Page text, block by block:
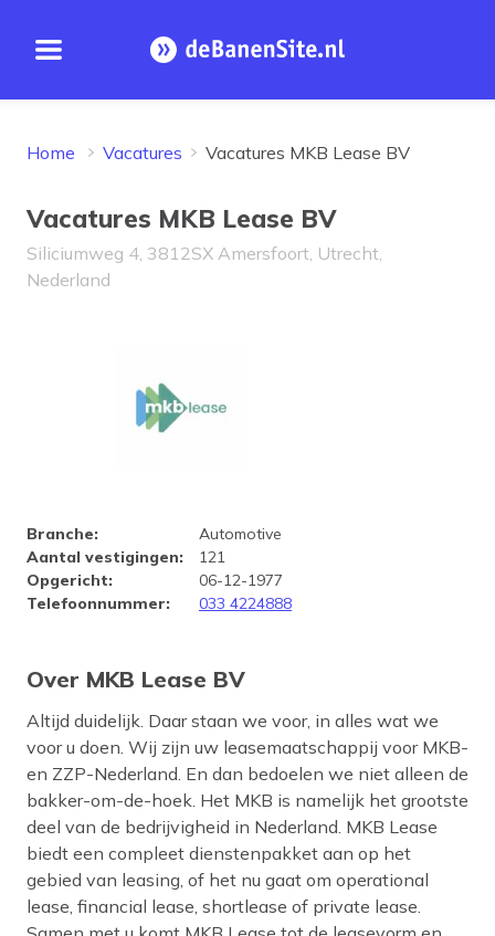
Open menu Homepage
Home Vacatures Vacatures MKB Lease BV
Vacatures MKB Lease BV
Siliciumweg 4, 3812SX Amersfoort, Utrecht,
Nederland
Bedrijfsprofiel MKB Lease BV
Branche:
Automotive
Aantal vestigingen:
121
Opgericht:
06-12-1977
Telefoonnummer: 033 4224888
Over MKB Lease BV
Altijd duidelijk. Daar staan we voor, in alles wat we
voor u doen. Wij zijn uw leasemaatschappij voor MKB-
en ZZP-Nederland. En dan bedoelen we niet alleen de
bakker-om-de-hoek. Het MKB is namelijk het grootste
deel van de bedrijvigheid in Nederland. MKB Lease
biedt een compleet dienstenpakket aan op het
gebied van leasing, of het nu gaat om operational
lease, financial lease, shortlease of private lease.